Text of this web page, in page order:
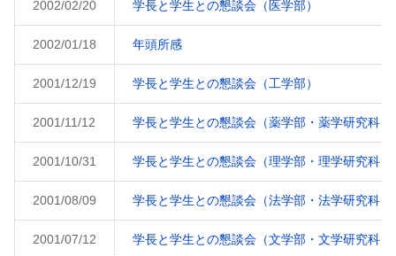
2002/02/20 学長と学生との懇談会（医学部）
2002/01/18 年頭所感
2001/12/19 学長と学生との懇談会（工学部）
2001/11/12 学長と学生との懇談会（薬学部・薬学研究科）
2001/10/31 学長と学生との懇談会（理学部・理学研究科）
2001/08/09 学長と学生との懇談会（法学部・法学研究科）
2001/07/12 学長と学生との懇談会（文学部・文学研究科）